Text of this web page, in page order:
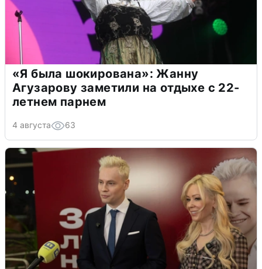
«Я была шокирована»: Жанну
Агузарову заметили на отдыхе с 22-
летнем парнем
4 августа 63